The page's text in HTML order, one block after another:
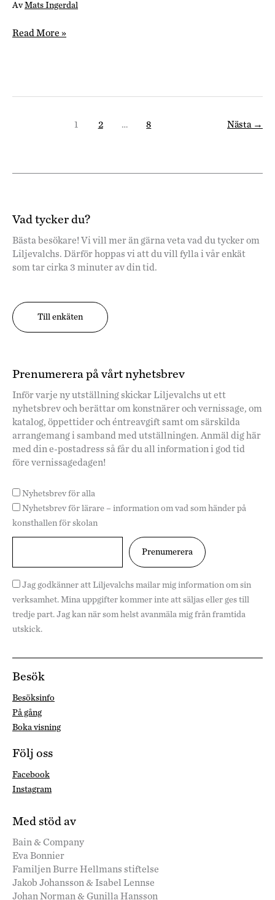
AvMats Ingerdal
Halmstadgruppen
Read More »
1 2 … 8 Nästa →
Vad tycker du?
Bästa besökare! Vi vill mer än gärna veta vad du tycker om
Liljevalchs. Därför hoppas vi att du vill fylla i vår enkät
som tar cirka 3 minuter av din tid.
Till enkäten
Prenumerera på vårt nyhetsbrev
Inför varje ny utställning skickar Liljevalchs ut ett
nyhetsbrev och berättar om konstnärer och vernissage, om
katalog, öppettider och éntreavgift samt om särskilda
arrangemang i samband med utställningen. Anmäl dig här
med din e-postadress så får du all information i god tid
före vernissagedagen!
Nyhetsbrev för alla
Nyhetsbrev för lärare – information om vad som händer på
konsthallen för skolan
Jag godkänner att Liljevalchs mailar mig information om sin
verksamhet. Mina uppgifter kommer inte att säljas eller ges till
tredje part. Jag kan när som helst avanmäla mig från framtida
utskick.
Besök
Besöksinfo
På gång
Boka visning
Följ oss
Facebook
Instagram
Med stöd av
Bain & Company
Eva Bonnier
Familjen Burre Hellmans stiftelse
Jakob Johansson & Isabel Lennse
Johan Norman & Gunilla Hansson